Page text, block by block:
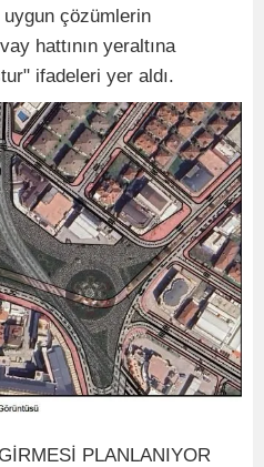
uygun çözümlerin
hattının yeraltına
ifadeleri yer aldı.
PLANLANIYOR